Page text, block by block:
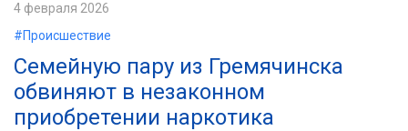
4 февраля 2026
#Происшествие
Семейную пару из Гремячинска
обвиняют в незаконном
приобретении наркотика